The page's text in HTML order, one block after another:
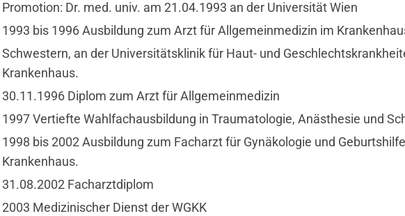
Promotion: Dr. med. univ. am 21.04.1993 an der Universität Wien
1993 bis 1996 Ausbildung zum Arzt für Allgemeinmedizin im
Schwestern, an der Universitätsklinik für Haut- und
Krankenhaus.
30.11.1996 Diplom zum Arzt für Allgemeinmedizin
1997 Vertiefte Wahlfachausbildung in Traumatologie, Anästhesie und
1998 bis 2002 Ausbildung zum Facharzt für Gynäkologie und
Krankenhaus.
31.08.2002 Facharztdiplom
2003 Medizinischer Dienst der WGKK